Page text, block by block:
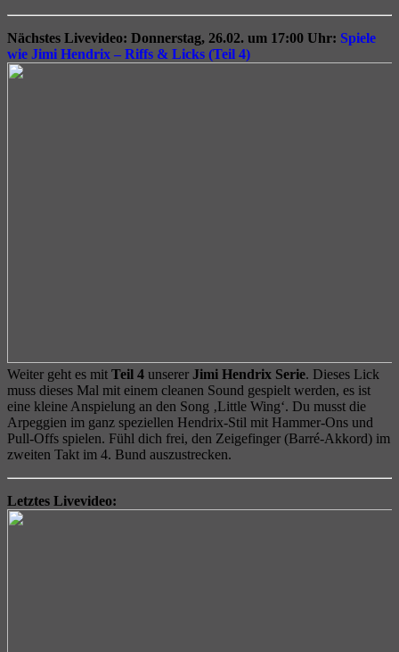
Nächstes Livevideo: Donnerstag, 26.02. um 17:00 Uhr: Spiele
wie Jimi Hendrix – Riffs & Licks (Teil 4)
Weiter geht es mit Teil 4 unserer Jimi Hendrix Serie. Dieses Lick
muss dieses Mal mit einem cleanen Sound gespielt werden, es ist
eine kleine Anspielung an den Song ‚Little Wing‘. Du musst die
Arpeggien im ganz speziellen Hendrix-Stil mit Hammer-Ons und
Pull-Offs spielen. Fühl dich frei, den Zeigefinger (Barré-Akkord) im
zweiten Takt im 4. Bund auszustrecken.
Letztes Livevideo: